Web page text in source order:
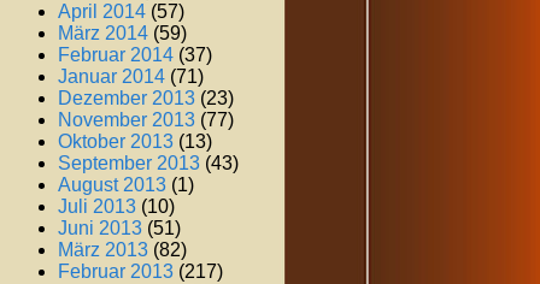
April 2014 (57)
März 2014 (59)
Februar 2014 (37)
Januar 2014 (71)
Dezember 2013 (23)
November 2013 (77)
Oktober 2013 (13)
September 2013 (43)
August 2013 (1)
Juli 2013 (10)
Juni 2013 (51)
März 2013 (82)
Februar 2013 (217)